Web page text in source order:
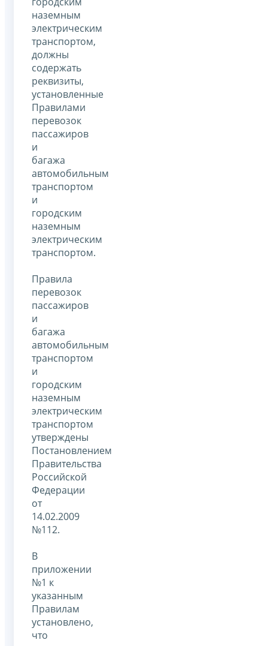
наземным
электрическим
транспортом,
должны
содержать
реквизиты,
установленные
Правилами
перевозок
пассажиров
и
багажа
автомобильным
транспортом
и
городским
наземным
электрическим
транспортом.
Правила
перевозок
пассажиров
и
багажа
автомобильным
транспортом
и
городским
наземным
электрическим
транспортом
утверждены
Постановлением
Правительства
Российской
Федерации
от
14.02.2009
№112.
В
приложении
№1 к
указанным
Правилам
установлено,
что